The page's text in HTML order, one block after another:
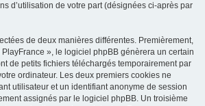
d’utilisation de votre part (désignées ci-après par
de deux manières différentes. Premièrement,
», le logiciel phpBB génèrera un certain
de petits fichiers téléchargés temporairement par
ordinateur. Les deux premiers cookies ne
utilisateur et un identifiant anonyme de session
assignés par le logiciel phpBB. Un troisième